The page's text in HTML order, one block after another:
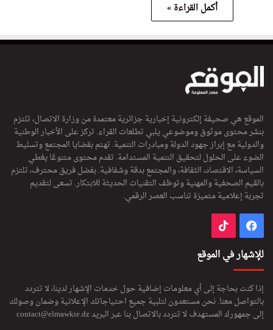
أكمل القراءة »
الموقع هي صحيفة إلكترونية إخبارية جزائرية معتمدة من وزارة الاتصال، تلتزم
بنشر محتوى موثوق وموضوعي يلبي تطلعات القراء. تركز على الأخبار الوطنية
والدولية مع إبراز جهود الدولة ومبادرات التنمية. تهتم بقضايا المجتمع وتسليط
الضوء على الحلول لتحقيق التنمية المستدامة. تقدم محتوى متنوعًا يغطي
السياسة، الاقتصاد، الثقافة، والمجتمع بدقة وشفافية. بفضل فريق محترف، تلتزم
بالقيم الصحفية والمهنية وتوظف التقنيات الحديثة للابتكار. تسعى لتقديم
تجربة إعلامية متميزة تناسب العصر الرقمي.
فيسبوك
للإشهار في الموقع
إذا كنت بحاجة إلى أي معلومات إضافية حول خدمات الإشهار لدينا، لا تتردد
بالتواصل معنا. نحن مستعدون لتلبية جميع احتياجاتك الإعلانية وضمان وصولك
إلى جمهورك المستهدف لا تتردد بالاتصال بنا عبر البريدcontact@elmawkie.dz